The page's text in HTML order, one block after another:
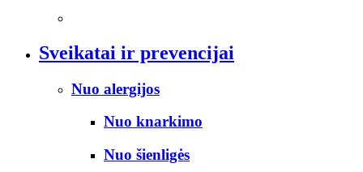
Sveikatai ir prevencijai
Nuo alergijos
Nuo knarkimo
Nuo šienligės